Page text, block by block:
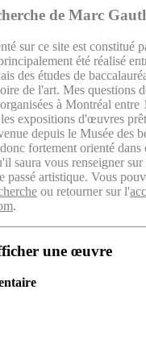
de Marc
sur ce site est constitué
été réalisé
des études de
de l'art. Mes questions
à Montréal entre
expositions d'œuvres
depuis le Musée des
fortement orienté
saura vous renseigner sur
passé artistique. Vous
ou retourner sur l'
.
une œuvre